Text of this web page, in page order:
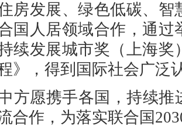
房发展、绿色低碳、
国人居领域合作，通
续发展城市奖（上海
》，得到国际社会广泛
方愿携手各国，持续
合作，为落实联合国